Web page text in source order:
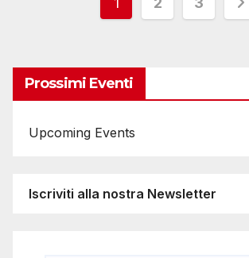
articoli
Prossimi Eventi
Upcoming Events
Iscriviti alla nostra Newsletter